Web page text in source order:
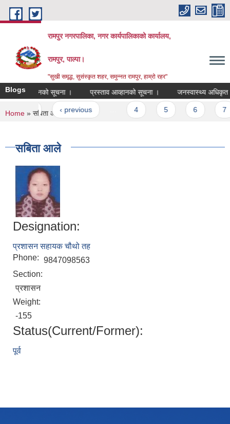
Skip to main content
रामपुर नगरपालिका, नगर कार्यपालिकाको कार्यालय,
रामपुर, पाल्पा।
"सुखी समृद्ध, सुसंस्कृत शहर, समुन्नत रामपुर, हाम्रो रहर"
Blogsआव्हानको सूचना । प्रस्ताव आव्हानको सूचना । जनस्वास्थ्य अधिकृत सेवा
« first ‹ previous
You are here
Home » सबिता आले
सबिता आले
Designation:
प्रशासन सहायक चौथो तह
Phone: 9847098563
Section:
प्रशासन
Weight:
-155
Status(Current/Former):
पूर्व